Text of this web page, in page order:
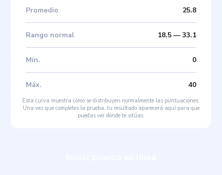
Promedio 25.8
Rango normal 18.5— 33.1
Mín. 0
Máx. 40
Esta curva muestra cómo se distribuyen normalmente las puntuaciones.
Una vez que completes la prueba, tu resultado aparecerá aquí para que
puedas ver dónde te sitúas.